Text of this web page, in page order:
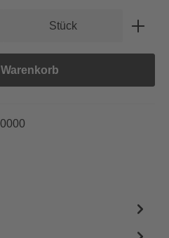
den gewünschten
Stück
Warenkorb